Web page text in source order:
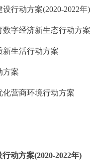
行动方案(2020-2022年)
字经济新生态行动方案
生活行动方案
案
营商环境行动方案
动方案(2020-2022年)